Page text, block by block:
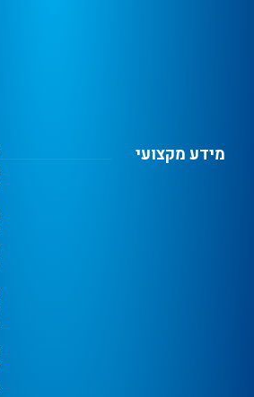
מידע מקצועי